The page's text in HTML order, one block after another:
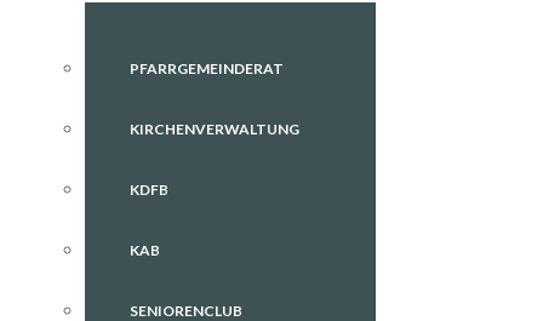
PFARRGEMEINDERAT
KIRCHENVERWALTUNG
KDFB
KAB
SENIORENCLUB